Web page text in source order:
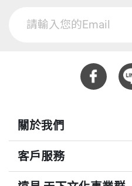
關於我們
客戶服務